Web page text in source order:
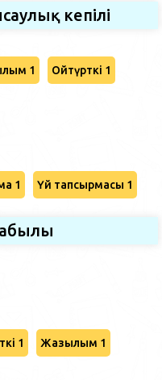
кепілі
1 Ойтүрткі 1
1 Үй тапсырмасы 1
1 Жазылым 1